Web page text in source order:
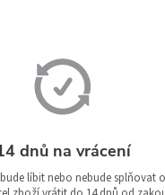
dnů na vrácení
líbit nebo nebude splňovat